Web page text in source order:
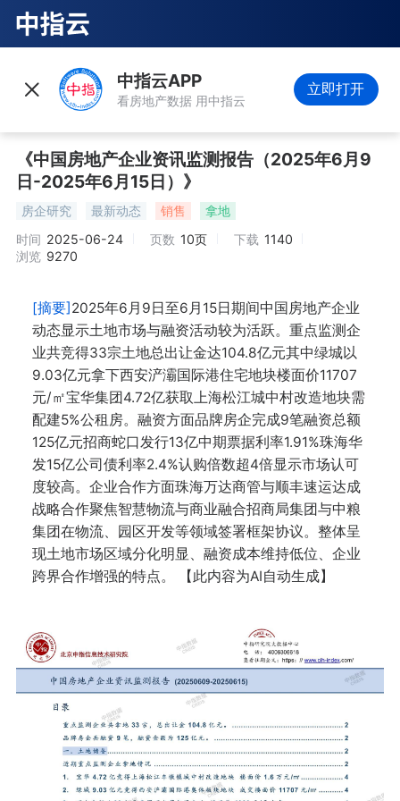
中指云APP
看房地产数据 用中指云
立即打开
《中国房地产企业资讯监测报告（2025年6月9
日-2025年6月15日）》
房企研究 最新动态 销售
拿地
时间 2025-06-24 页数 10页 下载 1140
浏览 9270
[摘要]2025年6月9日至6月15日期间中国房地产企业
动态显示土地市场与融资活动较为活跃。重点监测企
业共竞得33宗土地总出让金达104.8亿元其中绿城以
9.03亿元拿下西安浐灞国际港住宅地块楼面价11707
元/㎡宝华集团4.72亿获取上海松江城中村改造地块需
配建5%公租房。融资方面品牌房企完成9笔融资总额
125亿元招商蛇口发行13亿中期票据利率1.91%珠海华
发15亿公司债利率2.4%认购倍数超4倍显示市场认可
度较高。企业合作方面珠海万达商管与顺丰速运达成
战略合作聚焦智慧物流与商业融合招商局集团与中粮
集团在物流、园区开发等领域签署框架协议。整体呈
现土地市场区域分化明显、融资成本维持低位、企业
跨界合作增强的特点。 【此内容为AI自动生成】